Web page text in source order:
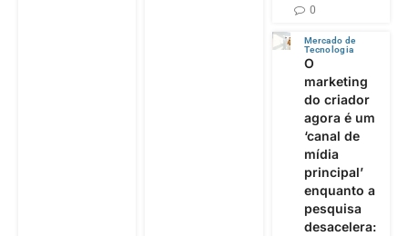
0
Mercado de
Tecnologia
O
marketing
do criador
agora é um
‘canal de
mídia
principal’
enquanto a
pesquisa
desacelera: